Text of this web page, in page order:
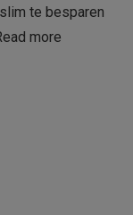
te besparen
more